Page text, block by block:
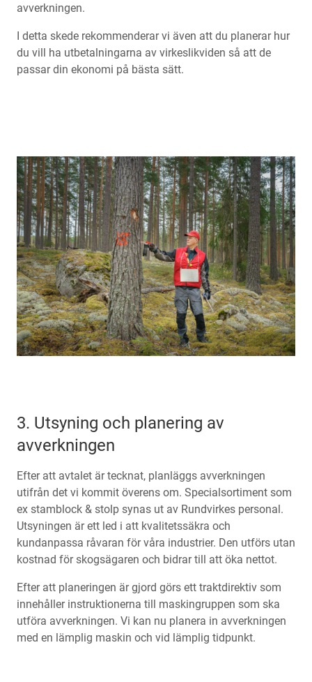
avverkningen.
I detta skede rekommenderar vi även att du planerar hur
du vill ha utbetalningarna av virkeslikviden så att de
passar din ekonomi på bästa sätt.
3. Utsyning och planering av
avverkningen
Efter att avtalet är tecknat, planläggs avverkningen
utifrån det vi kommit överens om. Specialsortiment som
ex stamblock & stolp synas ut av Rundvirkes personal.
Utsyningen är ett led i att kvalitetssäkra och
kundanpassa råvaran för våra industrier. Den utförs utan
kostnad för skogsägaren och bidrar till att öka nettot.
Efter att planeringen är gjord görs ett traktdirektiv som
innehåller instruktionerna till maskingruppen som ska
utföra avverkningen. Vi kan nu planera in avverkningen
med en lämplig maskin och vid lämplig tidpunkt.